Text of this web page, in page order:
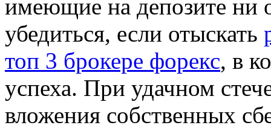
имеющие на депозите ни
убедиться, если отыскать
топ 3 брокере форекс, в
успеха. При удачном
вложения собственных